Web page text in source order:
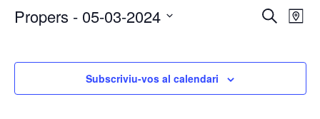
cerca
Cerca
de
Map
Propers - 05-03-2024
Subscriviu-vos al calendari